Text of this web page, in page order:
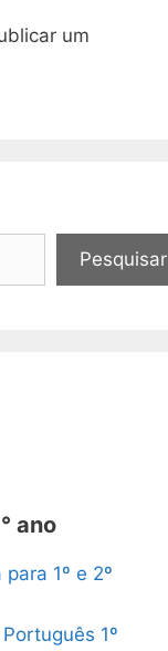
um
Pesquisar
ano
1º e 2º
1º